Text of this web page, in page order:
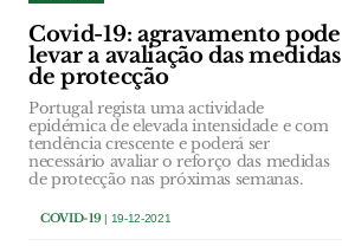
Covid-19: agravamento pode
levar a avaliação das medidas
de protecção
Portugal regista uma actividade
epidémica de elevada intensidade e com
tendência crescente e poderá ser
necessário avaliar o reforço das medidas
de protecção nas próximas semanas.
COVID-19| 19-12-2021